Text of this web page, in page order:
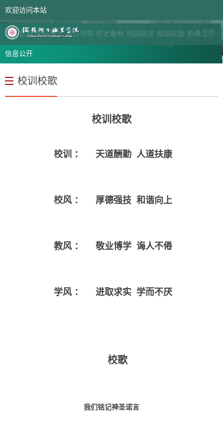
欢迎访问本站
网站首页 领导信箱
学院首页 学院简介 现任领导 校史春秋 校园风光 校训校歌 影像卫职
信息公开
校训校歌
校训校歌
校训 ： 天道酬勤 人道扶康
校风： 厚德强技 和谐向上
教风： 敬业博学 诲人不倦
学风： 进取求实 学而不厌
校歌
我们铭记神圣诺言